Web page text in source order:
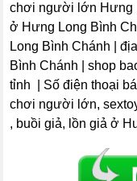
chơi người lớn Hưng
ở Hưng Long Bình
Long Bình Chánh |
Bình Chánh | shop
tỉnh | Số điện thoại
chơi người lớn,
, buồi giả, lồn giả ở